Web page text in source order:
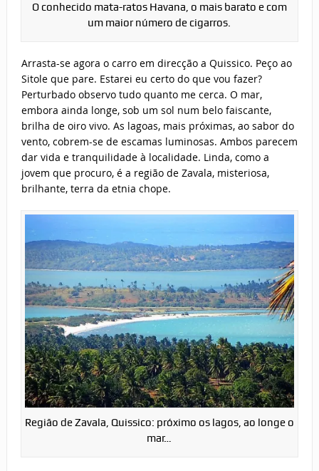
O conhecido mata-ratos Havana, o mais barato e com
um maior número de cigarros.
Arrasta-se agora o carro em direcção a Quissico. Peço ao
Sitole que pare. Estarei eu certo do que vou fazer?
Perturbado observo tudo quanto me cerca. O mar,
embora ainda longe, sob um sol num belo faiscante,
brilha de oiro vivo. As lagoas, mais próximas, ao sabor do
vento, cobrem-se de escamas luminosas. Ambos parecem
dar vida e tranquilidade à localidade. Linda, como a
jovem que procuro, é a região de Zavala, misteriosa,
brilhante, terra da etnia chope.
Região de Zavala, Quissico: próximo os lagos, ao longe o
mar…